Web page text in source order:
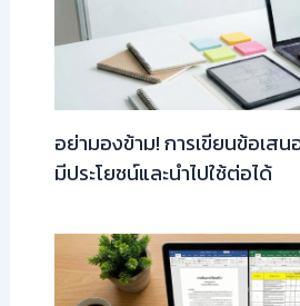
อย่ามองข้าม! การเขียนข้อเสน
มีประโยชน์และนำไปใช้ต่อได้